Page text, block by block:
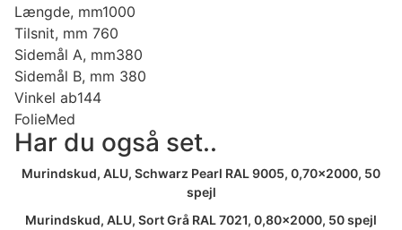
Længde, mm1000
Tilsnit, mm 760
Sidemål A, mm380
Sidemål B, mm 380
Vinkel ab144
FolieMed
Har du også set..
Murindskud, ALU, Schwarz Pearl RAL 9005, 0,70×2000, 50
spejl
Murindskud, ALU, Sort Grå RAL 7021, 0,80×2000, 50 spejl